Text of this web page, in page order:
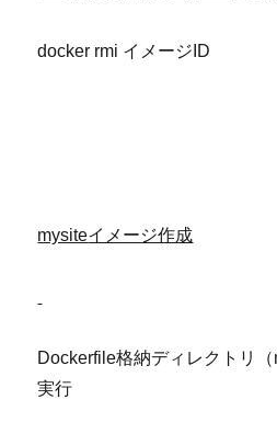
docker rmi イメージID
mysiteイメージ作成
Dockerfile格納ディレクトリ（
実行